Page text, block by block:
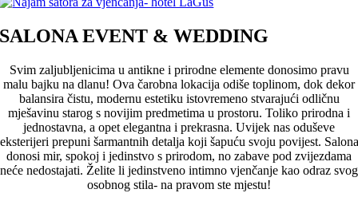
SALONA EVENT & WEDDING
Svim zaljubljenicima u antikne i prirodne elemente donosimo pravu
malu bajku na dlanu! Ova čarobna lokacija odiše toplinom, dok dekor
balansira čistu, modernu estetiku istovremeno stvarajući odličnu
mješavinu starog s novijim predmetima u prostoru. Toliko prirodna i
jednostavna, a opet elegantna i prekrasna. Uvijek nas oduševe
eksterijeri prepuni šarmantnih detalja koji šapuću svoju povijest. Salona
donosi mir, spokoj i jedinstvo s prirodom, no zabave pod zvijezdama
neće nedostajati. Želite li jedinstveno intimno vjenčanje kao odraz svog
osobnog stila- na pravom ste mjestu!